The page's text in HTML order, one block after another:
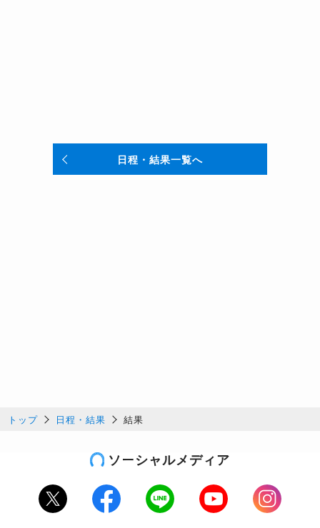
日程・結果一覧へ
トップ 日程・結果 結果
ソーシャルメディア
Twitter Facebook LINE Youtube
Instagram